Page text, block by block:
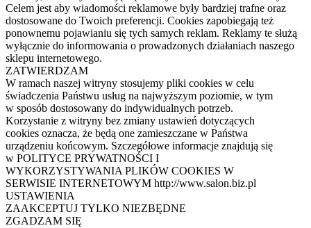
Celem jest aby wiadomości reklamowe były bardziej trafne oraz
dostosowane do Twoich preferencji. Cookies zapobiegają też
ponownemu pojawianiu się tych samych reklam. Reklamy te służą
wyłącznie do informowania o prowadzonych działaniach naszego
sklepu internetowego.
ZATWIERDZAM
W ramach naszej witryny stosujemy pliki cookies w celu
świadczenia Państwu usług na najwyższym poziomie, w tym
w sposób dostosowany do indywidualnych potrzeb.
Korzystanie z witryny bez zmiany ustawień dotyczących
cookies oznacza, że będą one zamieszczane w Państwa
urządzeniu końcowym. Szczegółowe informacje znajdują się
w POLITYCE PRYWATNOŚCI I
WYKORZYSTYWANIA PLIKÓW COOKIES W
SERWISIE INTERNETOWYM http://www.salon.biz.pl
USTAWIENIA
ZAAKCEPTUJ TYLKO NIEZBĘDNE
ZGADZAM SIĘ